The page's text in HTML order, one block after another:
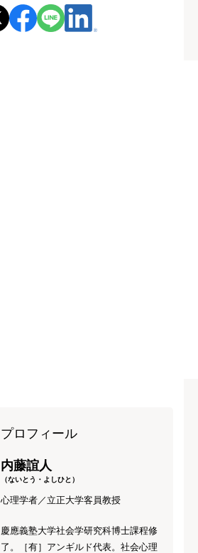
プロフィール
内藤誼人
（ないとう・よしひと）
心理学者／立正大学客員教授
慶應義塾大学社会学研究科博士課程修
了。［有］アンギルド代表。社会心理